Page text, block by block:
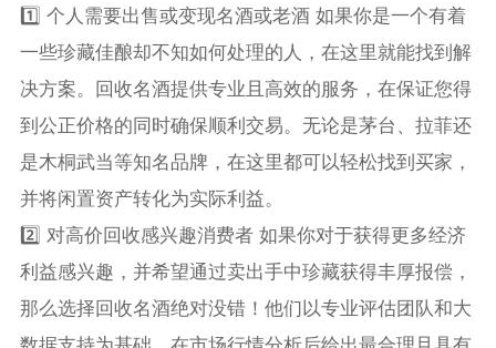
1️⃣ 个人需要出售或变现名酒或老酒 如果你是一个有着
一些珍藏佳酿却不知如何处理的人，在这里就能找到解
决方案。回收名酒提供专业且高效的服务，在保证您得
到公正价格的同时确保顺利交易。无论是茅台、拉菲还
是木桐武当等知名品牌，在这里都可以轻松找到买家，
并将闲置资产转化为实际利益。
2️⃣ 对高价回收感兴趣消费者 如果你对于获得更多经济
利益感兴趣，并希望通过卖出手中珍藏获得丰厚报偿，
那么选择回收名酒绝对没错！他们以专业评估团队和大